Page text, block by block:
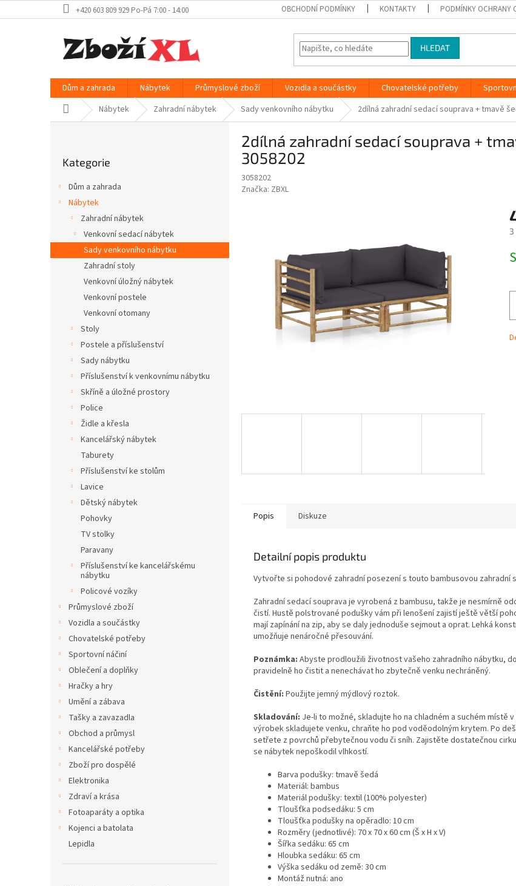
na
+420 603 809 929 Po-Pá 7:00 - 14:00 OBCHODNÍ PODMÍNKY KONTAKTY PODMÍNKY OCHRANY
HLEDAT
Dům a zahrada Nábytek Průmyslové zboží Vozidla a součástky Chovatelské potřeby
Domů Nábytek Zahradní nábytek Sady venkovního nábytku 2dílná zahradní sedací souprava + tmavě
a
kategorie
Kategorie
Dům a zahrada
Nábytek
Zahradní nábytek
Venkovní sedací nábytek
Sady venkovního nábytku
Zahradní stoly
Venkovní úložný nábytek
Venkovní postele
Venkovní otomany
Stoly
Postele a příslušenství
Sady nábytku
Příslušenství k venkovnímu nábytku
Skříně a úložné prostory
Police
Židle a křesla
Kancelářský nábytek
Taburety
Příslušenství ke stolům
Lavice
Dětský nábytek
Pohovky
TV stolky
Paravany
Příslušenství ke kancelářskému
nábytku
Policové vozíky
Průmyslové zboží
Vozidla a součástky
Chovatelské potřeby
Sportovní náčiní
Oblečení a doplňky
Hračky a hry
Umění a zábava
Tašky a zavazadla
Obchod a průmysl
Kancelářské potřeby
Zboží pro dospělé
Elektronika
Zdraví a krása
Fotoaparáty a optika
Kojenci a batolata
Lepidla
2dílná zahradní sedací souprava +
3058202
3058202
Značka: ZBXL
3
Popis Diskuze
Detailní popis produktu
Vytvořte si pohodové zahradní posezení s touto bambusovou zahradní
Zahradní sedací souprava je vyrobená z bambusu, takže je nesmírně
čistí. Hustě polstrované podušky vám při lenošení zajistí ještě větší
mají zapínání na zip, aby se daly jednoduše sejmout a oprat. Lehká
umožňuje nenáročné přesouvání.
Poznámka: Abyste prodloužili životnost vašeho zahradního nábytku,
pravidelně ho čistit a nenechávat ho zbytečně venku nechráněný.
Čistění: Použijte jemný mýdlový roztok.
Skladování: Je-li to možné, skladujte ho na chladném a suchém místě
výrobek skladujete venku, chraňte ho pod voděodolným krytem. Po
setřete z povrchů přebytečnou vodu či sníh. Zajistěte dostatečnou
se nábytek nepoškodil vlhkostí.
Barva podušky: tmavě šedá
Materiál: bambus
Materiál podušky: textil (100% polyester)
Tloušťka podsedáku: 5 cm
Tloušťka podušky na opěradlo: 10 cm
Rozměry (jednotlivé): 70 x 70 x 60 cm (Š x H x V)
Šířka sedáku: 65 cm
Hloubka sedáku: 65 cm
Výška sedáku od země: 30 cm
Montáž nutná: ano